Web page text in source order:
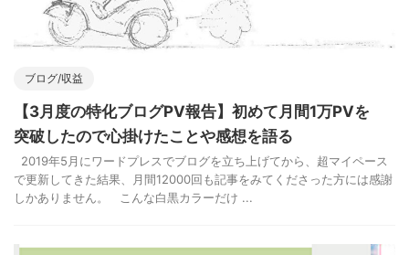
ブログ/収益
【3月度の特化ブログPV報告】初めて月間1万PVを
突破したので心掛けたことや感想を語る
2019年5月にワードプレスでブログを立ち上げてから、超マイペース
で更新してきた結果、月間12000回も記事をみてくださった方には感謝
しかありません。 こんな白黒カラーだけ ...